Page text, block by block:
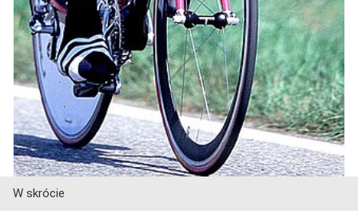
W skrócie